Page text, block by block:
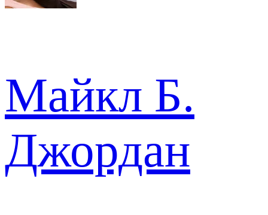
Майкл Б.
Джордан